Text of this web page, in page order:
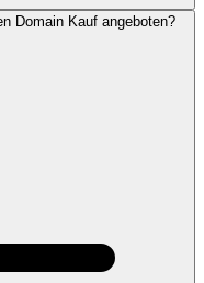
Domain Kauf angeboten?